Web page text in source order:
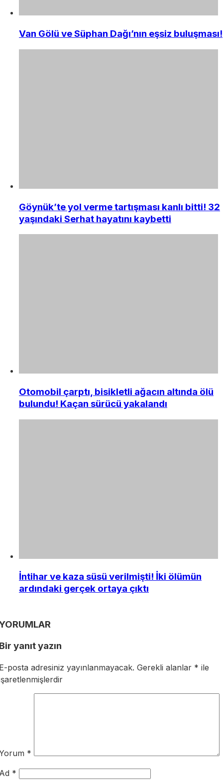
Van Gölü ve Süphan Dağı’nın eşsiz buluşması!
Göynük’te yol verme tartışması kanlı bitti! 32
yaşındaki Serhat hayatını kaybetti
Otomobil çarptı, bisikletli ağacın altında ölü
bulundu! Kaçan sürücü yakalandı
İntihar ve kaza süsü verilmişti! İki ölümün
ardındaki gerçek ortaya çıktı
yanıt yazın
posta adresiniz yayınlanmayacak. Gerekli alanlar * ile
*
*